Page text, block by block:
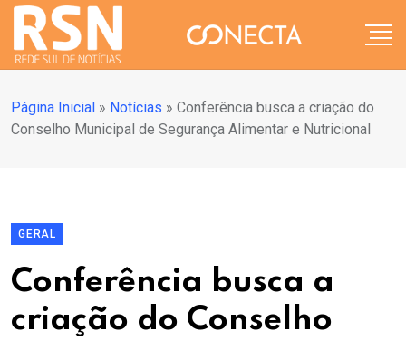
Página Inicial » Notícias » Conferência busca a criação do
Conselho Municipal de Segurança Alimentar e Nutricional
GERAL
Conferência busca a
criação do Conselho